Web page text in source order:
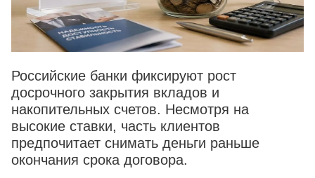
Российские банки фиксируют рост
досрочного закрытия вкладов и
накопительных счетов. Несмотря на
высокие ставки, часть клиентов
предпочитает снимать деньги раньше
окончания срока договора.